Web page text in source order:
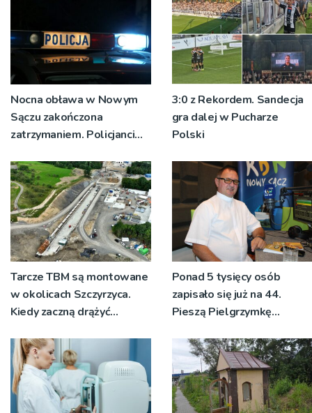
Nocna obława w Nowym
Sączu zakończona
zatrzymaniem. Policjanci
dźgnięcia 31-letniego
mężczyzny
3:0 z Rekordem. Sandecja
gra dalej w Pucharze
Polski
Tarcze TBM są montowane
w okolicach Szczyrzyca.
Kiedy zaczną drążyć
Ponad 5 tysięcy osób
zapisało się już na 44.
Pieszą Pielgrzymkę